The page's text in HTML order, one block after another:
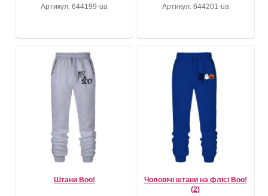
Артикул: 644199-ua Артикул: 644201-ua
Штани Boo!
Чоловічі штани на флісі Boo!
(2)